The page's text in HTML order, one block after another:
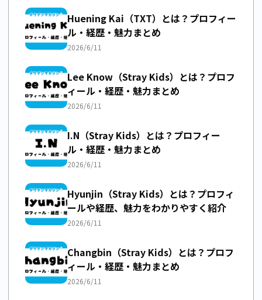
Huening Kai（TXT）とは？プロフィー
ル・経歴・魅力まとめ
2026/6/11
Lee Know（Stray Kids）とは？プロフ
ィール・経歴・魅力まとめ
2026/6/11
I.N（Stray Kids）とは？プロフィー
ル・経歴・魅力まとめ
2026/6/11
Hyunjin（Stray Kids）とは？プロフィ
ールや経歴、魅力をわかりやすく紹介
2026/6/11
Changbin（Stray Kids）とは？プロフ
ィール・経歴・魅力まとめ
2026/6/11